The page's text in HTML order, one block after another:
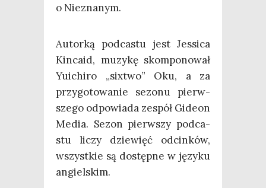
o Nieznanym.
Autor­ką pod­ca­stu jest Jes­si­ca
Kin­ca­id, muzy­kę skom­po­no­wał
Yuichi­ro „sixtwo” Oku, a za
przy­go­to­wa­nie sezo­nu pierw­
sze­go odpo­wia­da zespół Gide­on
Media. Sezon pierw­szy pod­ca­
stu liczy dzie­więć odcin­ków,
wszyst­kie są dostęp­ne w języ­ku
angielskim.